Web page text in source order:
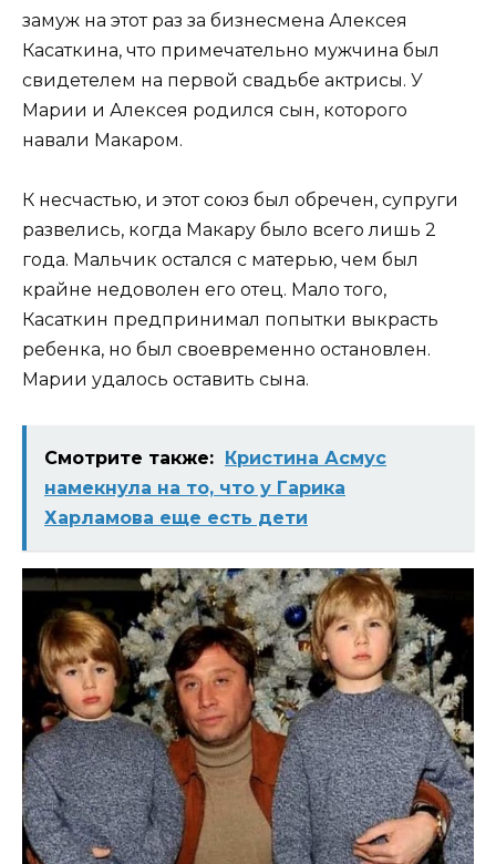
замуж на этот раз за бизнесмена Алексея
Касаткина, что примечательно мужчина был
свидетелем на первой свадьбе актрисы. У
Марии и Алексея родился сын, которого
навали Макаром.
К несчастью, и этот союз был обречен, супруги
развелись, когда Макару было всего лишь 2
года. Мальчик остался с матерью, чем был
крайне недоволен его отец. Мало того,
Касаткин предпринимал попытки выкрасть
ребенка, но был своевременно остановлен.
Марии удалось оставить сына.
Смотрите также: Кристина Асмус
намекнула на то, что у Гарика
Харламова еще есть дети